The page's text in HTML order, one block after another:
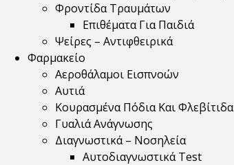
Φροντίδα Τραυμάτων
Επιθέματα Για Παιδιά
Ψείρες – Αντιφθειρικά
Φαρμακείο
Αεροθάλαμοι Εισπνοών
Αυτιά
Κουρασμένα Πόδια Και Φλεβίτιδα
Γυαλιά Ανάγνωσης
Διαγνωστικά – Νοσηλεία
Αυτοδιαγνωστικά Test